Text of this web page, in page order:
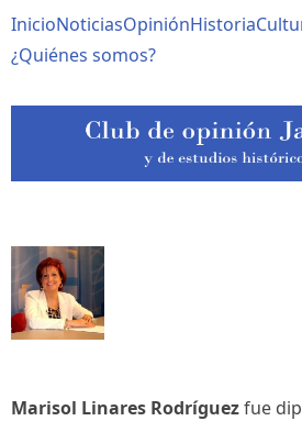
al
contenido
Navegación
principal
InicioNoticiasOpiniónHistoria
¿Quiénes somos?
Marisol Linares Rodríguezfue